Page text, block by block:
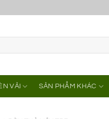
VẢI SẢN PHẨM KHÁC